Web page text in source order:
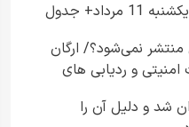
جدول
نمی‌شود؟/ ارگان
امنیتی و ردیابی های
به ایران شد و دلیل آن را